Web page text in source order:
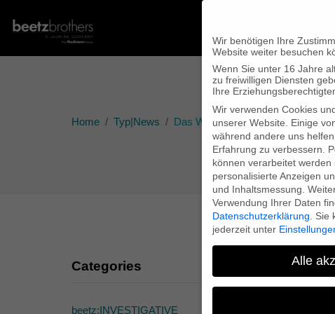
Home Typ|News Das WDR west.art Magazin
Categories
beetz:INVESTIGATIVE
Wir benötigen Ihre
Website weiter besuchen
Wenn Sie unter 16 Jahre
zu freiwilligen Diensten
Ihre
Wir verwenden Cookies
unserer Website. Einige
während andere uns
Erfahrung zu verbessern.
können verarbeitet
personalisierte Anzeigen
und Inhaltsmessung.
Verwendung Ihrer Daten
Datenschutzerklärung
Sie
jederzeit unter
Alle